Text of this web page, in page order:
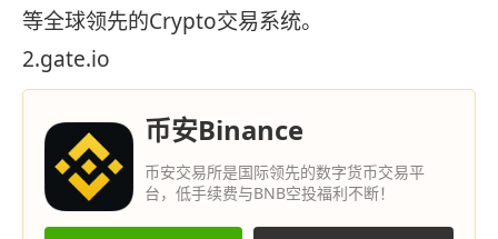
等全球领先的Crypto交易系统。
2.gate.io
币安Binance
币安交易所是国际领先的数字货币交易平
台，低手续费与BNB空投福利不断！